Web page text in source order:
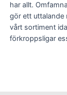
har allt.
gör ett uttalande
vårt sortiment
förkroppsligar